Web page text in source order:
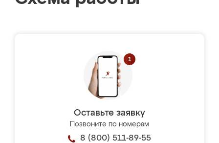
Оставьте заявку
Позвоните по номерам
8 (800) 511-89-55